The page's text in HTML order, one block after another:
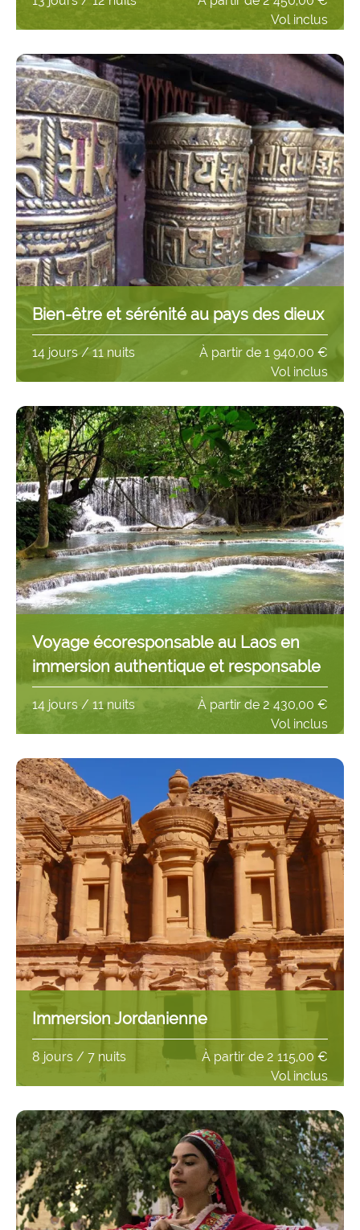
Vol inclus
Bien-être et sérénité au pays des dieux
14 jours / 11 nuits
Vol inclus
À partir de 1 940,00 €
Voyage écoresponsable au Laos en
immersion authentique et responsable
14 jours / 11 nuits
Vol inclus
À partir de 2 430,00 €
Immersion Jordanienne
8 jours / 7 nuits
Vol inclus
À partir de 2 115,00 €